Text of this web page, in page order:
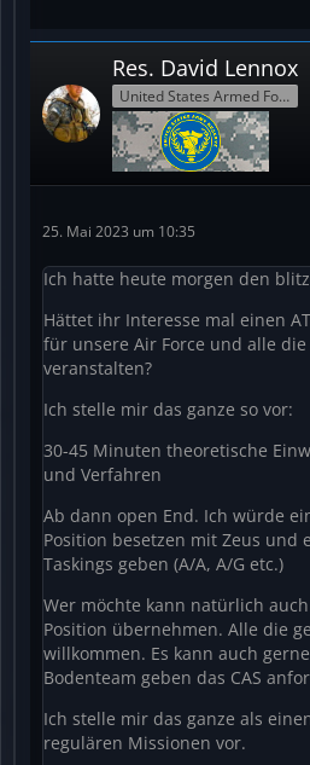
Res. David Lennox
United States Armed Forces Reserve
25. Mai 2023 um 10:35
Ich hatte heute morgen den
Hättet ihr Interesse mal einen
für unsere Air Force und alle
veranstalten?
Ich stelle mir das ganze so vor:
30-45 Minuten theoretische
und Verfahren
Ab dann open End. Ich würde
Position besetzen mit Zeus und
Taskings geben (A/A, A/G etc.)
Wer möchte kann natürlich
Position übernehmen. Alle die
willkommen. Es kann auch
Bodenteam geben das CAS
Ich stelle mir das ganze als
regulären Missionen vor.